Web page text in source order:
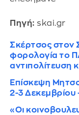
Πηγή: skai.gr
Σκέρτσος στον
φορολογία το
αντιπολίτευση
Επίσκεψη
2-3 Δεκεμβρίου
«Οι